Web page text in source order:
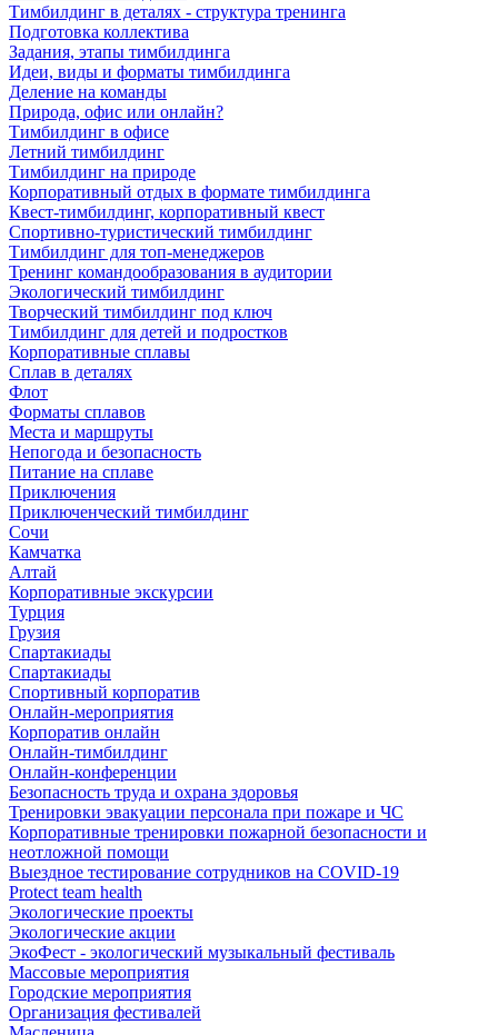
Тимбилдинг в деталях - структура тренинга
Подготовка коллектива
Задания, этапы тимбилдинга
Идеи, виды и форматы тимбилдинга
Деление на команды
Природа, офис или онлайн?
Тимбилдинг в офисе
Летний тимбилдинг
Тимбилдинг на природе
Корпоративный отдых в формате тимбилдинга
Квест-тимбилдинг, корпоративный квест
Спортивно-туристический тимбилдинг
Тимбилдинг для топ-менеджеров
Тренинг командообразования в аудитории
Экологический тимбилдинг
Творческий тимбилдинг под ключ
Тимбилдинг для детей и подростков
Корпоративные сплавы
Сплав в деталях
Флот
Форматы сплавов
Места и маршруты
Непогода и безопасность
Питание на сплаве
Приключения
Приключенческий тимбилдинг
Сочи
Камчатка
Алтай
Корпоративные экскурсии
Турция
Грузия
Спартакиады
Спартакиады
Спортивный корпоратив
Онлайн-мероприятия
Корпоратив онлайн
Онлайн-тимбилдинг
Онлайн-конференции
Безопасность труда и охрана здоровья
Тренировки эвакуации персонала при пожаре и ЧС
Корпоративные тренировки пожарной безопасности и
неотложной помощи
Выездное тестирование сотрудников на COVID-19
Protect team health
Экологические проекты
Экологические акции
ЭкоФест - экологический музыкальный фестиваль
Массовые мероприятия
Городские мероприятия
Организация фестивалей